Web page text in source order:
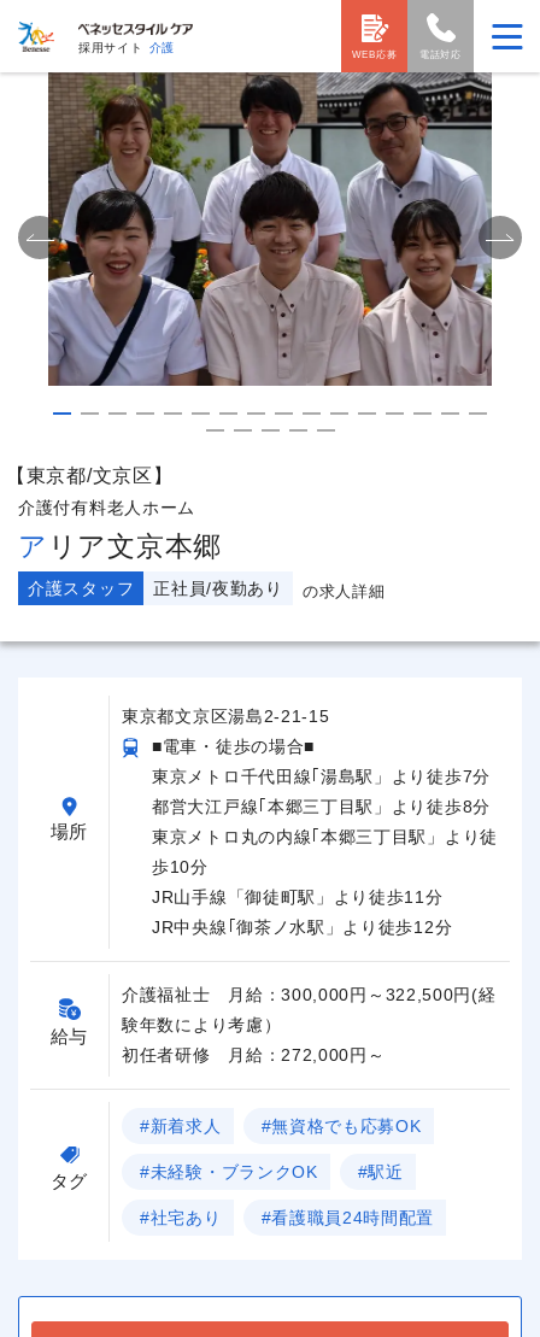
採用サイト 介護
電話対応
WEB応募
【東京都/文京区】
介護付有料老人ホーム
アリア文京本郷
介護スタッフ 正社員/夜勤あり の求人詳細
場所
東京都文京区湯島2-21-15
■電車・徒歩の場合■
東京メトロ千代田線｢湯島駅」より徒歩7分
都営大江戸線｢本郷三丁目駅」より徒歩8分
東京メトロ丸の内線｢本郷三丁目駅」より徒
歩10分
JR山手線「御徒町駅」より徒歩11分
JR中央線｢御茶ノ水駅」より徒歩12分
給与
介護福祉士 月給：300,000円～322,500円(経
験年数により考慮）
初任者研修 月給：272,000円～
タグ
#新着求人 #無資格でも応募OK
#未経験・ブランクOK #駅近
#社宅あり #看護職員24時間配置